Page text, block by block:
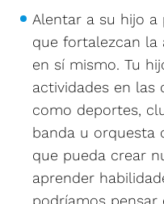
Alentar a su hijo a
que fortalezcan la
en sí mismo. Tu
actividades en las
como deportes,
banda u orquesta
que pueda crear
aprender
podríamos pensar